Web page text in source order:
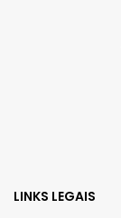
LINKS LEGAIS